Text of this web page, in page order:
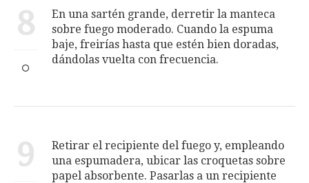
8
En una sartén grande, derretir la manteca
sobre fuego moderado. Cuando la espuma
baje, freirías has­ta que estén bien doradas,
dándolas vuelta con frecuencia.
9
Retirar el recipiente del fuego y, empleando
una espumadera, ubicar las croquetas sobre
papel absorbente. Pasarlas a un recipiente